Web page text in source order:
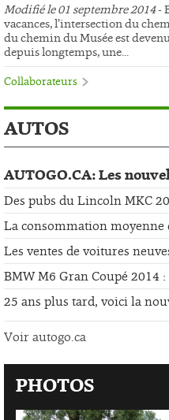
Modifié le 01 septembre 2014-
vacances, l’intersection du
du chemin du Musée est
depuis longtemps, une...
Collaborateurs
AUTOS
AUTOGO.CA: Les
Des pubs du Lincoln MKC
La consommation
Les ventes de voitures
BMW M6 Gran Coupé 2014
25 ans plus tard, voici la
Voir autogo.ca
PHOTOS